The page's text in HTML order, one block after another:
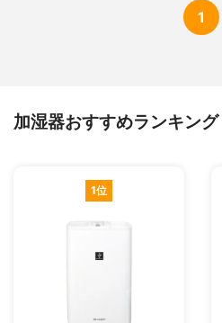
1
加湿器おすすめランキング
1位